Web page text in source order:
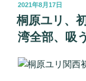
投
稿
日:
2021年8月17日
桐原ユリ、
湾全部、吸